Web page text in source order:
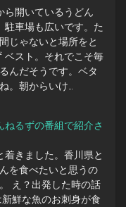
ら開いているうどん
駐車場も広いです。た
じゃないと場所をと
ベスト。それでこそ毎
んだそうです。ベタ
。朝からいけ…
ねるずの番組で紹介さ
きました。香川県と
を食べたいと思うの
え？出発した時の話
鮮な魚のお刺身が食